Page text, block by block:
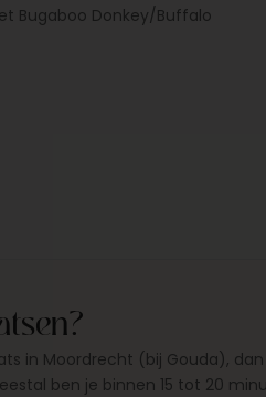
Bugaboo Donkey/Buffalo
in Moordrecht (bij Gouda),
ben je binnen 15 tot 20